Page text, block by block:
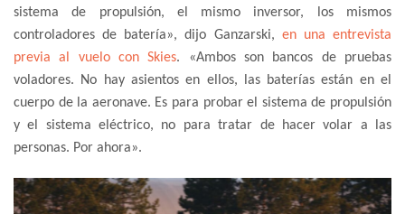
sistema de propulsión, el mismo inversor, los mismos
controladores de batería», dijo Ganzarski, en una entrevista
previa al vuelo con Skies. «Ambos son bancos de pruebas
voladores. No hay asientos en ellos, las baterías están en el
cuerpo de la aeronave. Es para probar el sistema de propulsión
y el sistema eléctrico, no para tratar de hacer volar a las
personas. Por ahora».